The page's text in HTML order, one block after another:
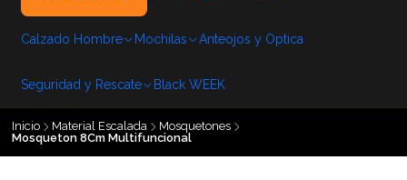
Calzado Hombre Mochilas Anteojos y Optica
Seguridad y Rescate Black WEEK
Inicio Material Escalada
Mosquetones
Mosqueton 8Cm Multifuncional